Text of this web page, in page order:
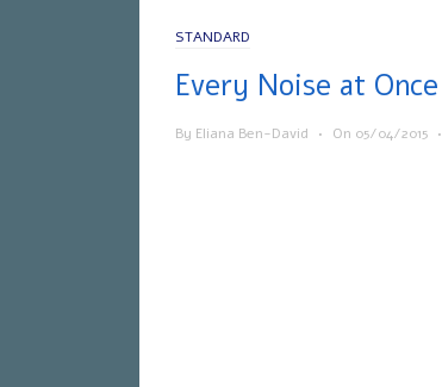
STANDARD
By Eliana Ben-David • On 05/04/2015 •